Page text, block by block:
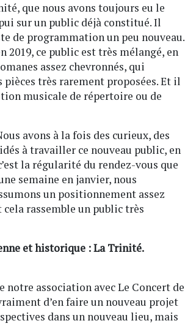
que nous avons toujours eu le
sur un public déjà constitué. Il
de programmation un peu nouveau.
2019, ce public est très mélangé, en
assez chevronnés, qui
très rarement proposées. Et il
musicale de répertoire ou de
avons à la fois des curieux, des
à travailler ce nouveau public, en
la régularité du rendez-vous que
semaine en janvier, nous
un positionnement assez
rassemble un public très
et historique : La Trinité.
association avec Le Concert de
d’en faire un nouveau projet
dans un nouveau lieu, mais